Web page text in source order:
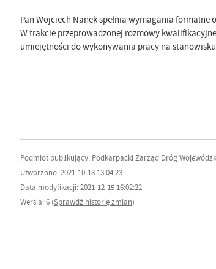
Pan Wojciech Nanek spełnia wymagania formalne
W trakcie przeprowadzonej rozmowy
umiejętności do wykonywania pracy na
Podmiot publikujący: Podkarpacki Zarząd Dróg
Utworzono: 2021-10-18 13:04:23
Data modyfikacji: 2021-12-15 16:02:22
Wersja: 6 (Sprawdź historię zmian)